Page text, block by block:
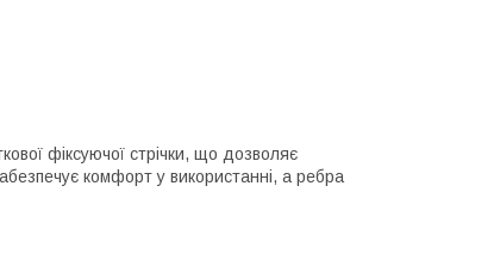
фіксуючої стрічки, що дозволяє
комфорт у використанні, а ребра